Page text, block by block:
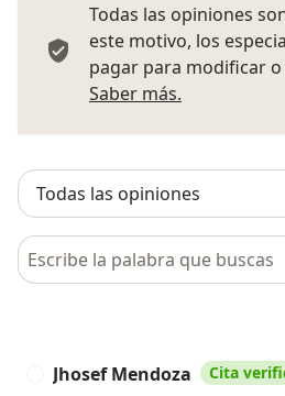
Todas las opiniones
este motivo, los
pagar para modificar
Saber más.
Busca en opiniones
Jhosef Mendoza Cita